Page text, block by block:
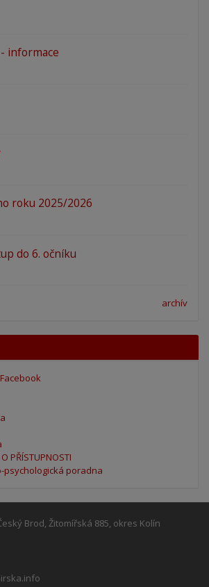
informace
roku 2025/2026
do 6. očníku
archív
PŘÍSTUPNOSTI
psychologická poradna
Brod, Žitomířská 885, okres Kolín